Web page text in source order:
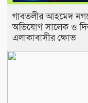
​গাবতলীর আহমেদ
অভিযোগ সালেক ও
এলাকাবাসীর ক্ষোভ